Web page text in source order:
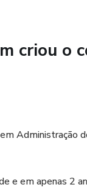
criou o
Administração
e em apenas 2